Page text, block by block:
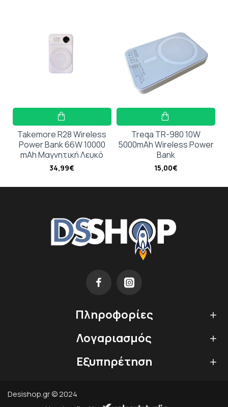
Takemore R28 Wireless
Power Bank 66W 10000
mAh Μαγνητική Λευκό
34,99€
Treqa TR-980 10W
5000mAh Wireless Power
Bank
15,00€
Πληροφορίες
Λογαριασμός
Εξυπηρέτηση
Desishop.gr © 2024